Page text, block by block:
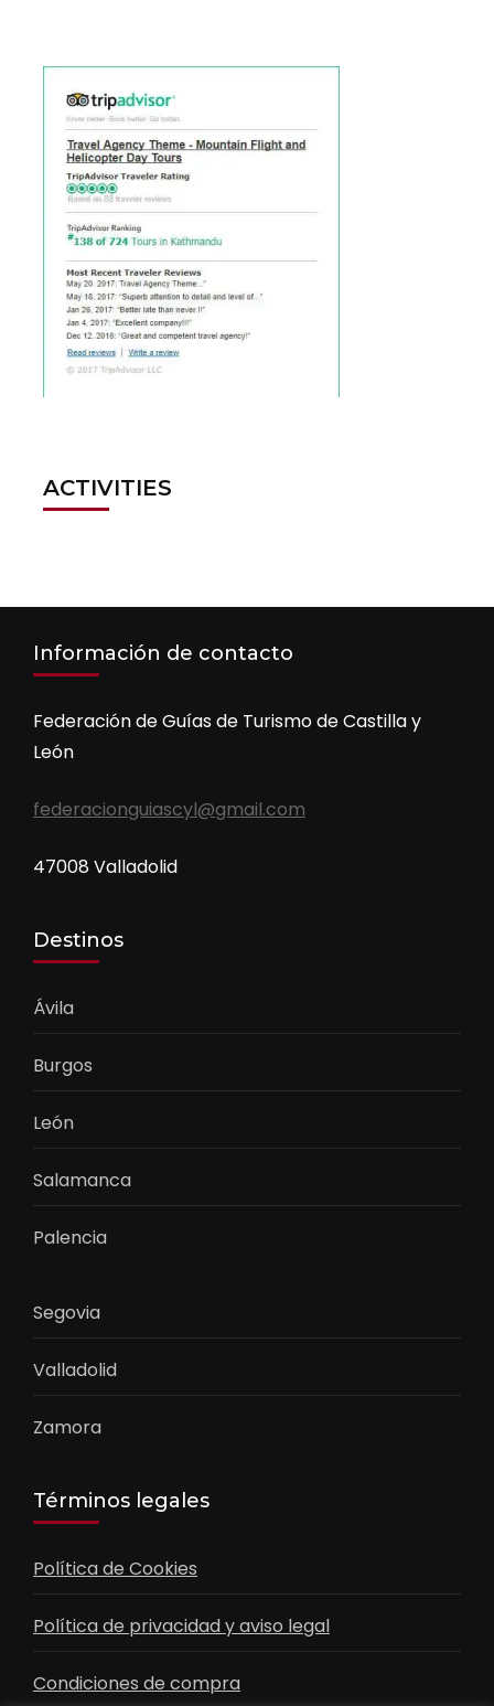
ACTIVITIES
Información de contacto
Federación de Guías de Turismo de Castilla y
León
federacionguiascyl@gmail.com
47008 Valladolid
Destinos
Ávila
Burgos
León
Salamanca
Palencia
Segovia
Valladolid
Zamora
Términos legales
Política de Cookies
Política de privacidad y aviso legal
Condiciones de compra